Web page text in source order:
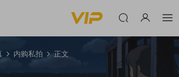
内购私拍 正文